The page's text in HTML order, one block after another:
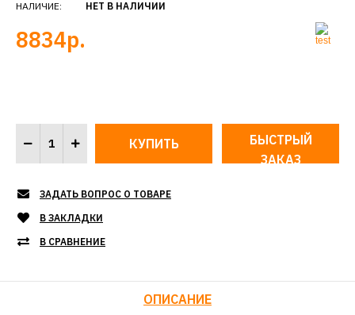
НАЛИЧИЕ:
НЕТ В НАЛИЧИИ
8834р.
БЫСТРЫЙ
ЗАКАЗ
ЗАДАТЬ ВОПРОС О ТОВАРЕ
В ЗАКЛАДКИ
В СРАВНЕНИЕ
ОПИСАНИЕ